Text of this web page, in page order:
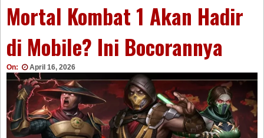
Mortal Kombat 1 Akan Hadir
di Mobile? Ini Bocorannya
On: April 16, 2026